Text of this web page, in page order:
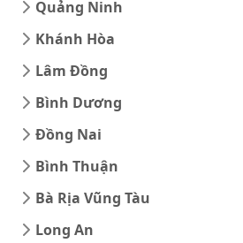
Quảng Ninh
Khánh Hòa
Lâm Đồng
Bình Dương
Đồng Nai
Bình Thuận
Bà Rịa Vũng Tàu
Long An